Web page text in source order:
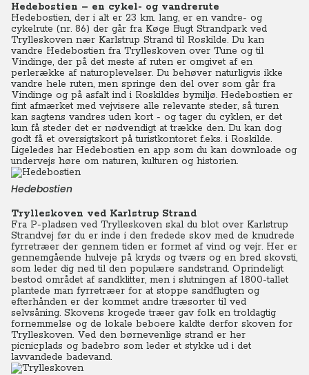
Hedebostien – en cykel- og vandrerute
Hedebostien, der i alt er 23 km. lang, er en vandre- og
cykelrute (nr. 86) der går fra Køge Bugt Strandpark ved
Trylleskoven nær Karlstrup Strand til Roskilde. Du kan
vandre Hedebostien fra Trylleskoven over Tune og til
Vindinge, der på det meste af ruten er omgivet af en
perlerække af naturoplevelser. Du behøver naturligvis ikke
vandre hele ruten, men springe den del over som går fra
Vindinge og på asfalt ind i Roskildes bymiljø. Hedebostien er
fint afmærket med vejvisere alle relevante steder, så turen
kan sagtens vandres uden kort - og tager du cyklen, er det
kun få steder det er nødvendigt at trække den. Du kan dog
godt få et oversigtskort på turistkontoret f.eks. i Roskilde.
Ligeledes har Hedebostien en app som du kan downloade og
undervejs høre om naturen, kulturen og historien.
Hedebostien
Trylleskoven ved Karlstrup Strand
Fra P-pladsen ved Trylleskoven skal du blot over Karlstrup
Strandvej før du er inde i den fredede skov med de knudrede
fyrretræer der gennem tiden er formet af vind og vejr. Her er
gennemgående hulveje på kryds og tværs og en bred skovsti,
som leder dig ned til den populære sandstrand. Oprindeligt
bestod området af sandklitter, men i slutningen af 1800-tallet
plantede man fyrretræer for at stoppe sandflugten og
efterhånden er der kommet andre træsorter til ved
selvsåning. Skovens krogede træer gav folk en troldagtig
fornemmelse og de lokale beboere kaldte derfor skoven for
Trylleskoven. Ved den børnevenlige strand er her
picnicplads og badebro som leder et stykke ud i det
lavvandede badevand.